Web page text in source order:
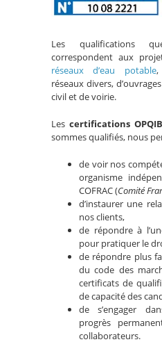
Les qualifications
correspondent aux
réseaux d’eau potable,
réseaux divers,
civil et de voirie.
Les certifications
sommes qualifiés, nous
de voir nos
organisme
COFRAC (Comité
d’instaurer une
nos clients,
de répondre à
pour pratiquer le
de répondre plus
du code des
certificats de
de capacité des
de s’engager
progrès
collaborateurs.